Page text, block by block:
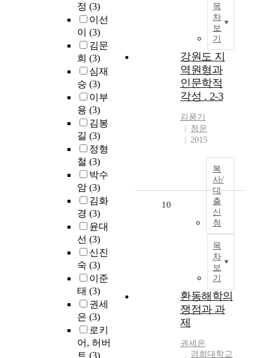
정 (3)
이선
이 (3)
김문
희 (3)
심재
승 (3)
이부
용 (3)
김봉
길 (3)
정형
철 (3)
박수
암 (3)
김화
경 (3)
윤대
선 (3)
신진
숙 (3)
이준
태 (3)
권세
은 (3)
로키
어, 허버
트 (3)
목
차
보
기
강원도 지
역원형과
인문학적
각성 . 2-3
김풍기
청운
2015
복
사/
대
출
신
청
목
차
보
기
10
환동해학의
쟁점과 과
제
권세은
경희대학교